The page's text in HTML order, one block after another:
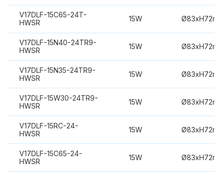
V17DLF-15C65-24T-
HWSR
15W
V17DLF-15N40-24TR9-
HWSR
15W
V17DLF-15N35-24TR9-
HWSR
15W
V17DLF-15W30-24TR9-
HWSR
15W
V17DLF-15RC-24-
HWSR
15W
V17DLF-15C65-24-
HWSR
15W